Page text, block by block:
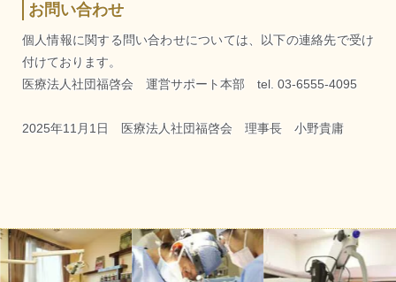
お問い合わせ
個人情報に関する問い合わせについては、以下の連絡先で受け
付けております。
医療法人社団福啓会 運営サポート本部 tel. 03-6555-4095
2025年11月1日 医療法人社団福啓会 理事長 小野貴庸